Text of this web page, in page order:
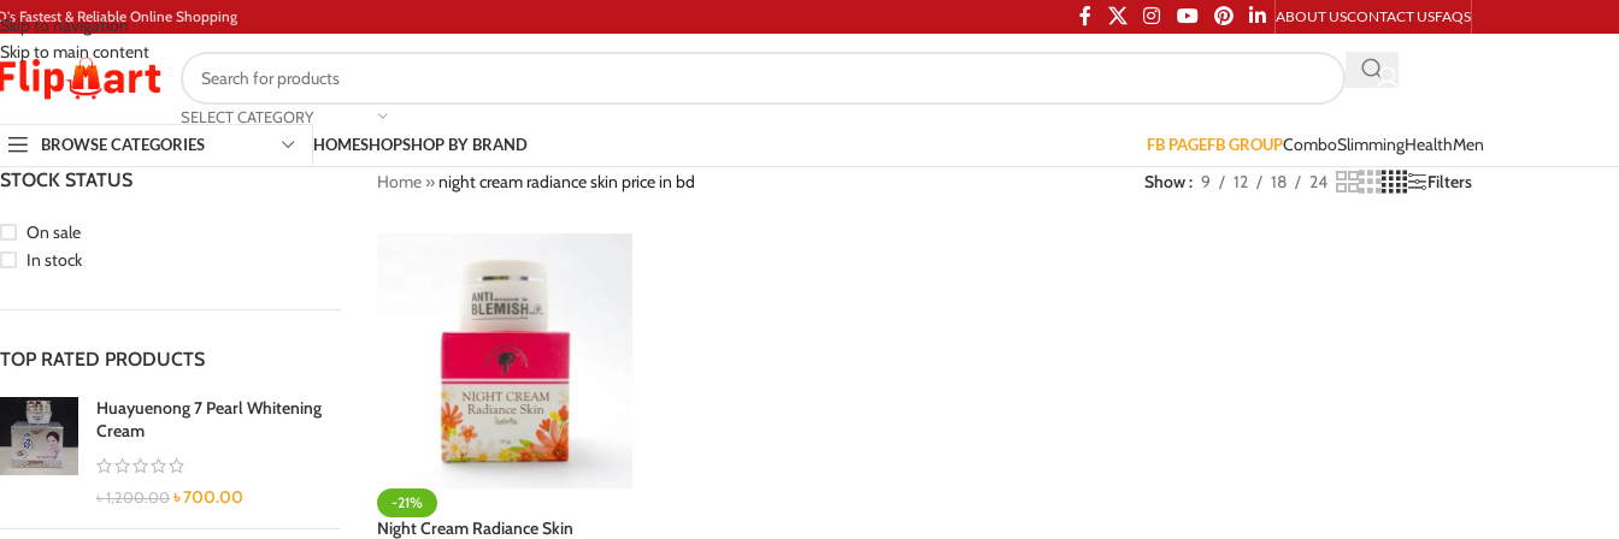
Skip to navigation
Skip to main content
Fastest & Reliable Online Shopping ABOUT USCONTACT USFAQS
SELECT CATEGORY
BROWSE CATEGORIES
HOMESHOPSHOP BY BRAND FB PAGEFB GROUPComboSlimmingHealthMen
STOCK STATUS
On sale
In stock
TOP RATED PRODUCTS
Huayuenong 7 Pearl Whitening
Cream
৳1,200.00 ৳700.00
Home»night cream radiance skin price in bd Show 9 12 18 24 Filters
-21%
Night Cream Radiance Skin